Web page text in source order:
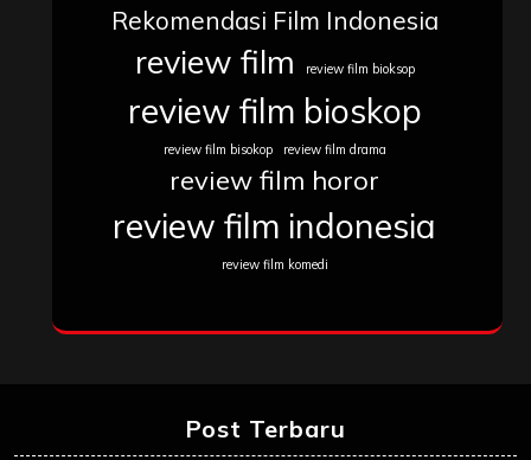
Rekomendasi Film Indonesia
review film review film bioksop
review film bioskop
review film bisokop review film drama
review film horor
review film indonesia
review film komedi
Post Terbaru